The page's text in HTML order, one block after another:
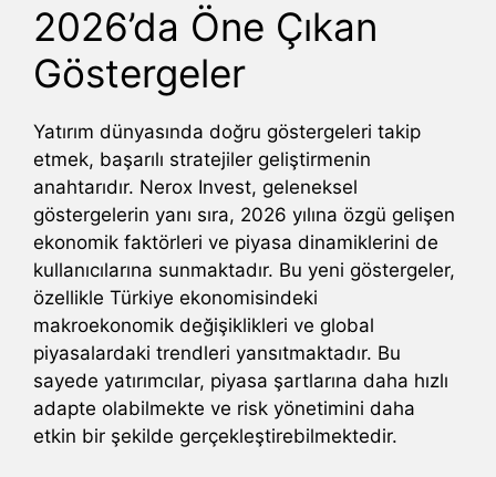
2026’da Öne Çıkan
Göstergeler
Yatırım dünyasında doğru göstergeleri takip
etmek, başarılı stratejiler geliştirmenin
anahtarıdır. Nerox Invest, geleneksel
göstergelerin yanı sıra, 2026 yılına özgü gelişen
ekonomik faktörleri ve piyasa dinamiklerini de
kullanıcılarına sunmaktadır. Bu yeni göstergeler,
özellikle Türkiye ekonomisindeki
makroekonomik değişiklikleri ve global
piyasalardaki trendleri yansıtmaktadır. Bu
sayede yatırımcılar, piyasa şartlarına daha hızlı
adapte olabilmekte ve risk yönetimini daha
etkin bir şekilde gerçekleştirebilmektedir.